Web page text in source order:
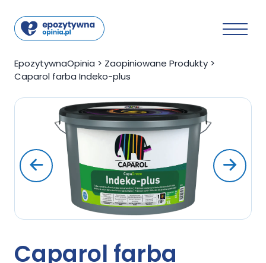
EpozytywnaOpinia > Zaopiniowane Produkty >
Caparol farba Indeko-plus
Caparol farba